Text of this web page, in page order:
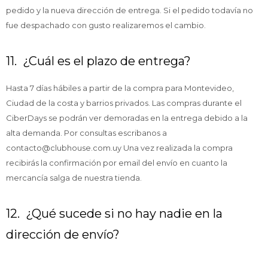
pedido y la nueva dirección de entrega. Si el pedido todavía no
fue despachado con gusto realizaremos el cambio.
11. ¿Cuál es el plazo de entrega?
Hasta 7 días hábiles a partir de la compra para Montevideo,
Ciudad de la costa y barrios privados. Las compras durante el
CiberDays se podrán ver demoradas en la entrega debido a la
alta demanda. Por consultas escribanos a
contacto@clubhouse.com.uy Una vez realizada la compra
recibirás la confirmación por email del envío en cuanto la
mercancía salga de nuestra tienda.
12. ¿Qué sucede si no hay nadie en la
dirección de envío?